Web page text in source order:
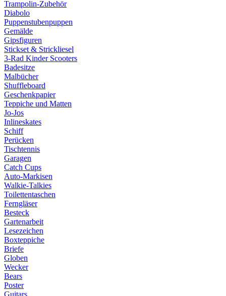
Trampolin-Zubehör
Diabolo
Puppenstubenpuppen
Gemälde
Gipsfiguren
Stickset & Strickliesel
3-Rad Kinder Scooters
Badesitze
Malbücher
Shuffleboard
Geschenkpapier
Teppiche und Matten
Jo-Jos
Inlineskates
Schiff
Perücken
Tischtennis
Garagen
Catch Cups
Auto-Markisen
Walkie-Talkies
Toilettentaschen
Ferngläser
Besteck
Gartenarbeit
Lesezeichen
Boxteppiche
Briefe
Globen
Wecker
Bears
Poster
Guitars